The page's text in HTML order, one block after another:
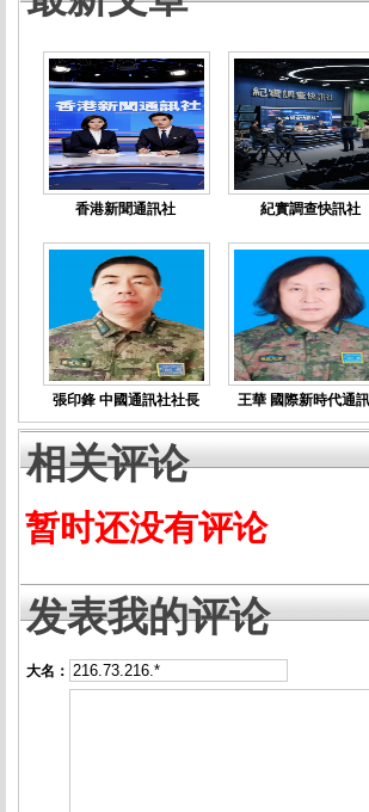
香港新聞通訊社 紀實調查快訊社
張印鋒 中國通訊社社長 王華 國際新時代通
相关评论
暂时还没有评论
发表我的评论
大名：